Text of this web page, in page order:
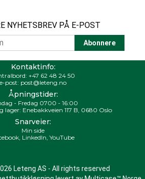
NYHETSBREV PÅ E-POST
Kontaktinfo:
+47 62 48 24 50
e-post: post@leteng.no
Åpningstider:
- Fredag 0700 - 16:00
lager: Enebakkveien 117 B, 0680 Oslo
Snarveier:
Min side
LinkedIn YouTube
Leteng AS - All rights reserved